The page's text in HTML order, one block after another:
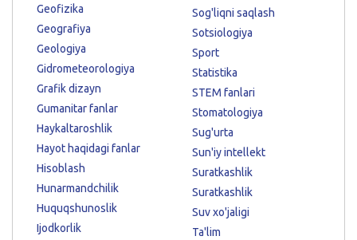
Geofizika
Geografiya
Geologiya
Gidrometeorologiya
Grafik dizayn
Gumanitar fanlar
Haykaltaroshlik
Hayot haqidagi fanlar
Hisoblash
Hunarmandchilik
Huquqshunoslik
Ijodkorlik
Sog'liqni saqlash
Sotsiologiya
Sport
Statistika
STEM fanlari
Stomatologiya
Sug'urta
Sun'iy intellekt
Suratkashlik
Suratkashlik
Suv xo'jaligi
Ta'lim